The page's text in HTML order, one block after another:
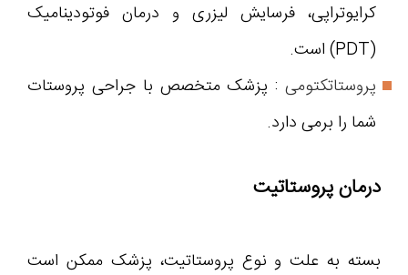
کرایوتراپی، فرسایش لیزری و درمان فوتودینامیک
(PDT) است.
پروستاتکتومی : پزشک متخصص با جراحی پروستات
شما را برمی دارد.
درمان پروستاتیت
بسته به علت و نوع پروستاتیت، پزشک ممکن است